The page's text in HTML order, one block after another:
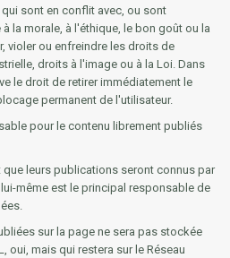
sont en conflit avec, ou sont
la morale, à l'éthique, le bon goût ou la
violer ou enfreindre les droits de
droits à l'image ou à la Loi. Dans
le droit de retirer immédiatement le
permanent de l'utilisateur.
pour le contenu librement publiés
leurs publications seront connus par
même est le principal responsable de
sur la page ne sera pas stockée
oui, mais qui restera sur le Réseau